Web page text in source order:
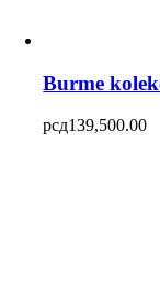
Burme
рсд139,500.00